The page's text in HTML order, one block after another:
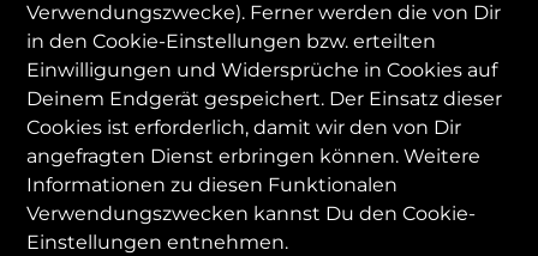
Verwendungszwecke). Ferner werden die von Dir
in den Cookie-Einstellungen bzw. erteilten
Einwilligungen und Widersprüche in Cookies auf
Deinem Endgerät gespeichert. Der Einsatz dieser
Cookies ist erforderlich, damit wir den von Dir
angefragten Dienst erbringen können. Weitere
Informationen zu diesen Funktionalen
Verwendungszwecken kannst Du den Cookie-
Einstellungen entnehmen.